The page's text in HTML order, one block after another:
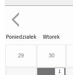
Poniedziałek Wtorek
29 30
1